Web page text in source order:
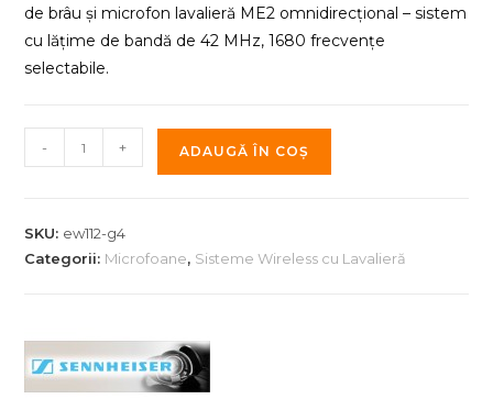
de brâu și microfon lavalieră ME2 omnidirecțional – sistem
cu lățime de bandă de 42 MHz, 1680 frecvențe
selectabile.
Cantitate
Sistem
Camere
G4
- + ADAUGĂ ÎN COȘ
SKU: ew112-g4
Categorii: Microfoane, Sisteme Wireless cu Lavalieră